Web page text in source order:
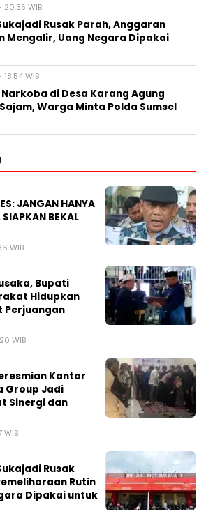
WIB
Rusak Parah, Anggaran
Mengalir, Uang Negara Dipakai
WIB
di Desa Karang Agung
Warga Minta Polda Sumsel
JANGAN HANYA
BEKAL
WIB
Bupati
Hidupkan
Perjuangan
WIB
Kantor
Group Jadi
Sinergi dan
WIB
Rusak
Rutin
Dipakai untuk